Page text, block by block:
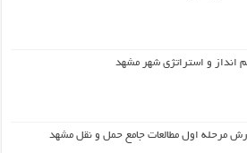
انداز و استراتژی شهر مشهد
مرحله اول مطالعات جامع حمل و نقل مشهد